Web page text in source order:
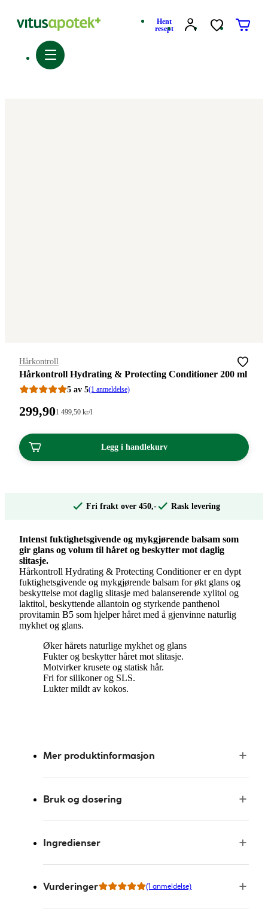
Hent
resept
Merke:
Hårkontroll
Hårkontroll Hydrating & Protecting Conditioner 200 ml
5 av 5(1 anmeldelse)
Pris:
kroner.
299,90Stykkpris:
499,50/l
1 499 ,50 kr/l
Legg i handlekurv
Fri frakt over 450,- Rask levering
Intenst fuktighetsgivende og mykgjørende balsam som
gir glans og volum til håret og beskytter mot daglig
slitasje.
Hårkontroll Hydrating & Protecting Conditioner er en dypt
fuktighetsgivende og mykgjørende balsam for økt glans og
beskyttelse mot daglig slitasje med balanserende xylitol og
laktitol, beskyttende allantoin og styrkende panthenol
provitamin B5 som hjelper håret med å gjenvinne naturlig
mykhet og glans.
Øker hårets naturlige mykhet og glans
Fukter og beskytter håret mot slitasje.
Motvirker krusete og statisk hår.
Fri for silikoner og SLS.
Lukter mildt av kokos.
Mer produktinformasjon
Bruk og dosering
Ingredienser
Vurderinger (1 anmeldelse)